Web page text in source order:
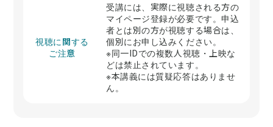
視聴に関する
ご注意
受講には、実際に視聴される方の
マイページ登録が必要です。申込
者とは別の方が視聴する場合は、
個別にお申し込みください。
※同一IDでの複数人視聴・上映な
どは禁止されています。
※本講義には質疑応答はありませ
ん。